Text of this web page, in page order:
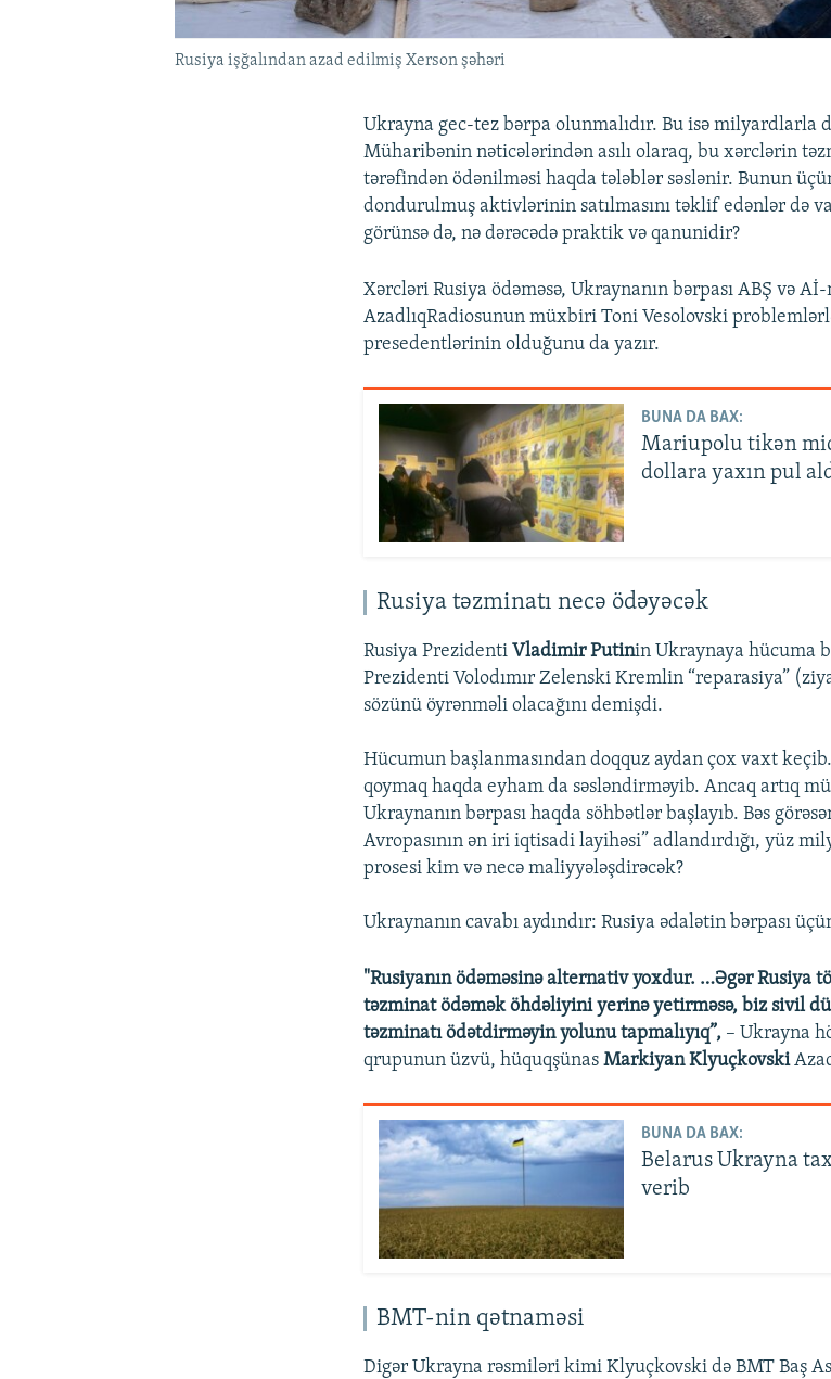
Rusiya işğalından azad edilmiş Xerson şəhəri
Ukrayna gec-tez bərpa olunmalıdır. Bu isə milyardlarla
Müharibənin nəticələrindən asılı olaraq, bu xərclərin
tərəfindən ödənilməsi haqda tələblər səslənir. Bunun
dondurulmuş aktivlərinin satılmasını təklif edənlər də
görünsə də, nə dərəcədə praktik və qanunidir?
Xərcləri Rusiya ödəməsə, Ukraynanın bərpası ABŞ və
AzadlıqRadiosunun müxbiri Toni Vesolovski
presedentlərinin olduğunu da yazır.
BUNA DA BAX:
Mariupolu tikən
dollara yaxın pul
Rusiya təzminatı necə ödəyəcək
Rusiya PrezidentiVladimir Putinin Ukraynaya hücuma
Prezidenti Volodımır Zelenski Kremlin “reparasiya”
sözünü öyrənməli olacağını demişdi.
Hücumun başlanmasından doqquz aydan çox vaxt
qoymaq haqda eyham da səsləndirməyib. Ancaq artıq
Ukraynanın bərpası haqda söhbətlər başlayıb. Bəs
Avropasının ən iri iqtisadi layihəsi” adlandırdığı, yüz
prosesi kim və necə maliyyələşdirəcək?
Ukraynanın cavabı aydındır: Rusiya ədalətin bərpası
"Rusiyanın ödəməsinə alternativ yoxdur. …Əgər Rusiya
təzminat ödəmək öhdəliyini yerinə yetirməsə, biz sivil
təzminatı ödətdirməyin yolunu tapmalıyıq”, – Ukrayna
qrupunun üzvü, hüquqşünasMarkiyan Klyuçkovski
BUNA DA BAX:
Belarus Ukrayna
verib
BMT-nin qətnaməsi
Digər Ukrayna rəsmiləri kimi Klyuçkovski də BMT Baş